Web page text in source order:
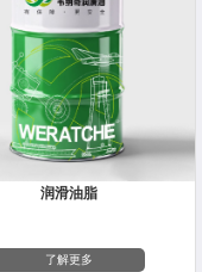
润滑油脂
了解更多